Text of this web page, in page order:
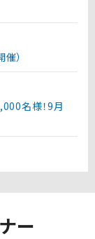
）
名様！9月
ー